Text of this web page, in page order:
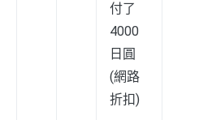
付了
4000
日圓
(網路
折扣)